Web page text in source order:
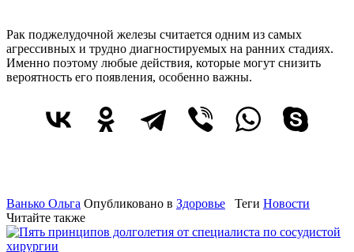
Рак поджелудочной железы считается одним из самых
агрессивных и трудно диагностируемых на ранних стадиях.
Именно поэтому любые действия, которые могут снизить
вероятность его появления, особенно важны.
Ванько Ольга Опубликовано в Здоровье Теги Новости
Читайте также